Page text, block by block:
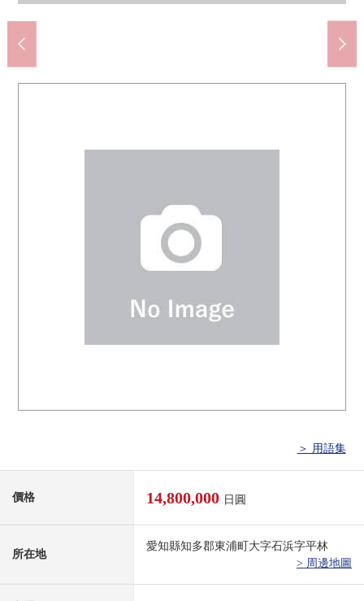
＞ 用語集
價格 14,800,000 日圓
所在地
愛知縣知多郡東浦町大字石浜字平林
> 周邊地圖